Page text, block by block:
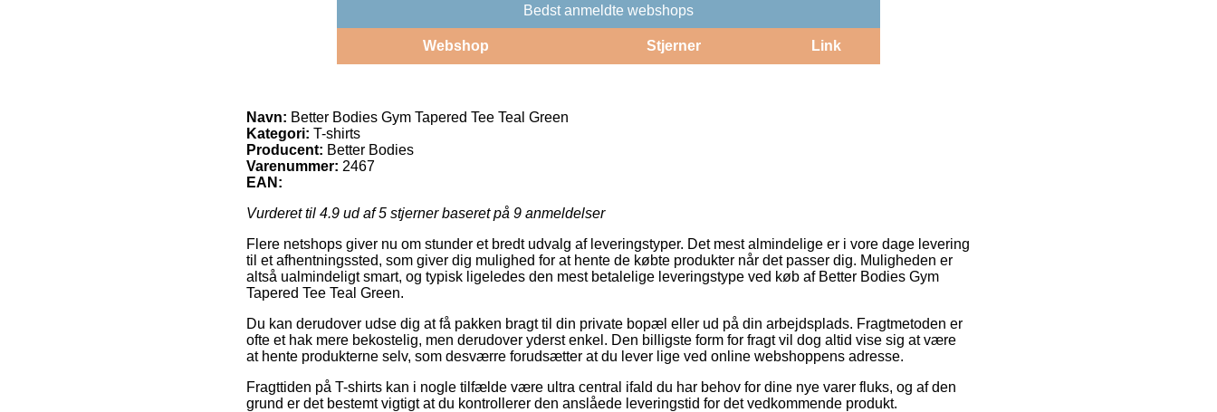
Bedst anmeldte webshops
Webshop Stjerner Link
Navn: Better Bodies Gym Tapered Tee Teal Green
Kategori: T-shirts
Producent: Better Bodies
Varenummer: 2467
EAN:
Vurderet til 4.9 ud af 5 stjerner baseret på 9 anmeldelser
Flere netshops giver nu om stunder et bredt udvalg af leveringstyper. Det mest almindelige er i vore dage levering
til et afhentningssted, som giver dig mulighed for at hente de købte produkter når det passer dig. Muligheden er
altså ualmindeligt smart, og typisk ligeledes den mest betalelige leveringstype ved køb af Better Bodies Gym
Tapered Tee Teal Green.
Du kan derudover udse dig at få pakken bragt til din private bopæl eller ud på din arbejdsplads. Fragtmetoden er
ofte et hak mere bekostelig, men derudover yderst enkel. Den billigste form for fragt vil dog altid vise sig at være
at hente produkterne selv, som desværre forudsætter at du lever lige ved online webshoppens adresse.
Fragttiden på T-shirts kan i nogle tilfælde være ultra central ifald du har behov for dine nye varer fluks, og af den
grund er det bestemt vigtigt at du kontrollerer den anslåede leveringstid for det vedkommende produkt.